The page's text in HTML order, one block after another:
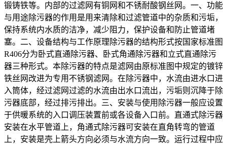
锻铸铁等。内部的过滤网有铜网和不锈耐酸钢丝网。一、功能
与用途除污器的作用是用来清除和过滤管道中的杂质和污垢，
保持系统内水质的洁净，减少阻力，保护设备和防止管道堵
塞。二、设备结构与工作原理除污器的结构形式按国家标准图
R406分为卧式直通除污器、卧式角通除污器和立式直通除污
器三种形式。本除污器的特点是滤网由原标准图中规定的镀锌
铁丝网改进为专用不锈钢滤网。在除污器中，水流由进水口进
入筒体，经过滤网过滤的水流由出水口流出，污垢则沉降于除
污器底部，经过排污排出。三、安装与使用除污器一般应设置
于供暖系统的入口调压装置前或各设备入口前。直通式除污器
安装在水平管道上，角通式除污器可安装在直角转弯的管道
上，安装是壳上箭头方向必须与水流方向一致。运行过程中应